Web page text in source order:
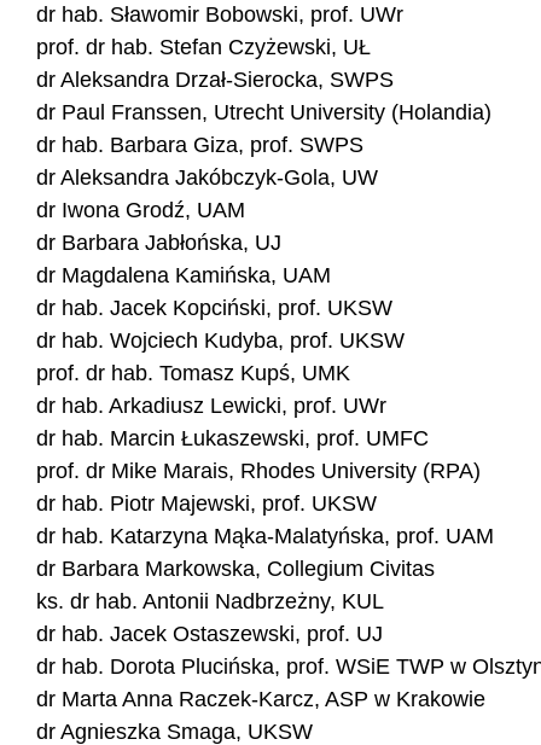
dr hab. Sławomir Bobowski, prof. UWr
prof. dr hab. Stefan Czyżewski, UŁ
dr Aleksandra Drzał-Sierocka, SWPS
dr Paul Franssen, Utrecht University (Holandia)
dr hab. Barbara Giza, prof. SWPS
dr Aleksandra Jakóbczyk-Gola, UW
dr Iwona Grodź, UAM
dr Barbara Jabłońska, UJ
dr Magdalena Kamińska, UAM
dr hab. Jacek Kopciński, prof. UKSW
dr hab. Wojciech Kudyba, prof. UKSW
prof. dr hab. Tomasz Kupś, UMK
dr hab. Arkadiusz Lewicki, prof. UWr
dr hab. Marcin Łukaszewski, prof. UMFC
prof. dr Mike Marais, Rhodes University (RPA)
dr hab. Piotr Majewski, prof. UKSW
dr hab. Katarzyna Mąka-Malatyńska, prof. UAM
dr Barbara Markowska, Collegium Civitas
ks. dr hab. Antonii Nadbrzeżny, KUL
dr hab. Jacek Ostaszewski, prof. UJ
dr hab. Dorota Plucińska, prof. WSiE TWP w
dr Marta Anna Raczek-Karcz, ASP w Krakowie
dr Agnieszka Smaga, UKSW